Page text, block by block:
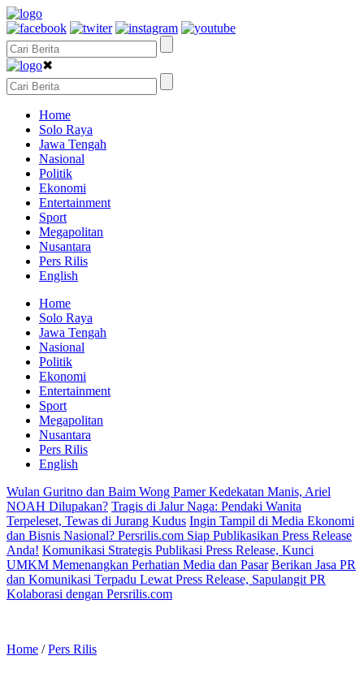
✖
Home
Solo Raya
Jawa Tengah
Nasional
Politik
Ekonomi
Entertainment
Sport
Megapolitan
Nusantara
Pers Rilis
English
Home
Solo Raya
Jawa Tengah
Nasional
Politik
Ekonomi
Entertainment
Sport
Megapolitan
Nusantara
Pers Rilis
English
Wulan Guritno dan Baim Wong Pamer Kedekatan Manis, Ariel
NOAH Dilupakan? Tragis di Jalur Naga: Pendaki Wanita
Terpeleset, Tewas di Jurang Kudus Ingin Tampil di Media Ekonomi
dan Bisnis Nasional? Persrilis.com Siap Publikasikan Press Release
Anda! Komunikasi Strategis Publikasi Press Release, Kunci
UMKM Memenangkan Perhatian Media dan Pasar Berikan Jasa PR
dan Komunikasi Terpadu Lewat Press Release, Sapulangit PR
Kolaborasi dengan Persrilis.com
Home /Pers Rilis